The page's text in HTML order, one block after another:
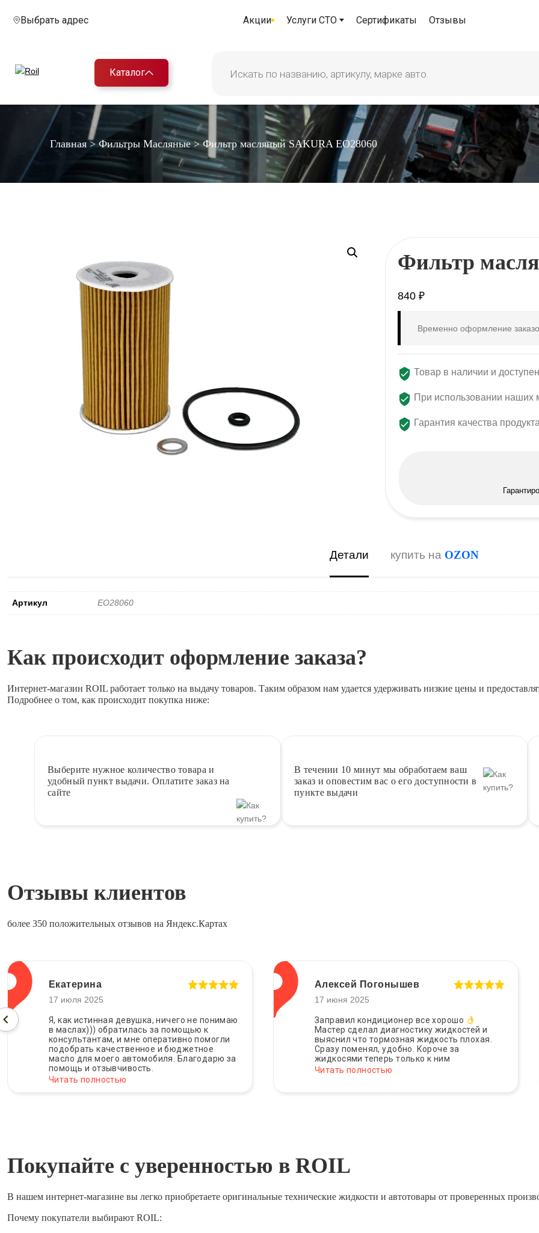
Выбрать адрес Акции Услуги СТО Сертификаты Отзывы
Каталог
Главная> Фильтры Масляные>Фильтр масляный SAKURA EO28060
Фильтр
840 ₽
Временно оформление
Товар в наличии и
При использовании наших
Гарантия качества продукта
Детали купить на OZON
Артикул EO28060
Как происходит оформление заказа?
Интернет-магазин ROIL работает только на выдачу товаров. Таким образом нам удается удерживать низкие цены и
Подробнее о том, как происходит покупка ниже:
Выберите нужное количество товара и
удобный пункт выдачи. Оплатите заказ на
сайте
В течении 10 минут мы обработаем ваш
заказ и оповестим вас о его доступности в
пункте выдачи
Отзывы клиентов
более 350 положительных отзывов на Яндекс.Картах
Екатерина
17 июля 2025
Я, как истинная девушка, ничего не понимаю
в маслах))) обратилась за помощью к
консультантам, и мне оперативно помогли
подобрать качественное и бюджетное
масло для моего автомобиля. Благодарю за
помощь и отзывчивость.
Читать полностью
Алексей Погонышев
17 июня 2025
Заправил кондиционер все хорошо
Мастер сделал диагностику жидкостей и
выяснил что тормозная жидкость плохая.
Сразу поменял, удобно. Короче за
жидкосями теперь только к ним
Читать полностью
Покупайте с уверенностью в ROIL
В нашем интернет-магазине вы легко приобретаете оригинальные технические жидкости и автотовары от проверенных
Почему покупатели выбирают ROIL: